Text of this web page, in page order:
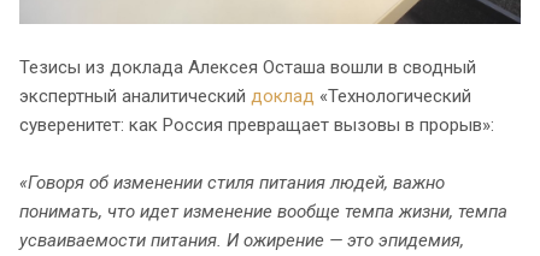
Тезисы из доклада Алексея Осташа вошли в сводный
экспертный аналитический доклад «Технологический
суверенитет: как Россия превращает вызовы в прорыв»:
«Говоря об изменении стиля питания людей, важно
понимать, что идет изменение вообще темпа жизни, темпа
усваиваемости питания. И ожирение — это эпидемия,